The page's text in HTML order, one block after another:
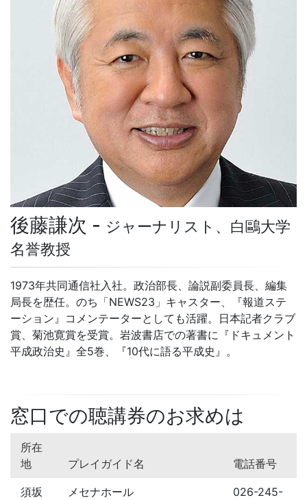
後藤謙次 - ジャーナリスト、白鷗大学
名誉教授
1973年共同通信社入社。政治部長、論説副委員長、編集
局長を歴任。のち「NEWS23」キャスター、『報道ステ
ーション』コメンテーターとしても活躍。日本記者クラブ
賞、菊池寛賞を受賞。岩波書店での著書に『ドキュメント
平成政治史』全5巻、『10代に語る平成史』。
窓口での聴講券のお求めは
所在
地
プレイガイド名 電話番号
須坂
メセナホール
026-245-